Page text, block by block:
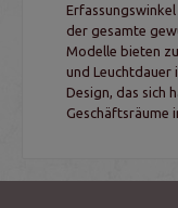
der gesamte
Modelle bieten
und Leuchtdauer
Design, das sich
Geschäftsräume